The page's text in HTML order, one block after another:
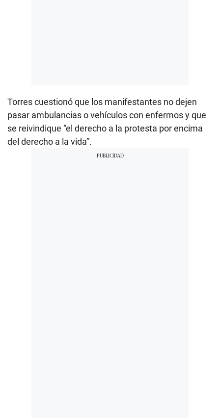
Torres cuestionó que los manifestantes no dejen
pasar ambulancias o vehículos con enfermos y que
se reivindique “el derecho a la protesta por encima
del derecho a la vida”.